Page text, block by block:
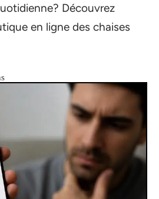
Découvrez
en ligne des chaises